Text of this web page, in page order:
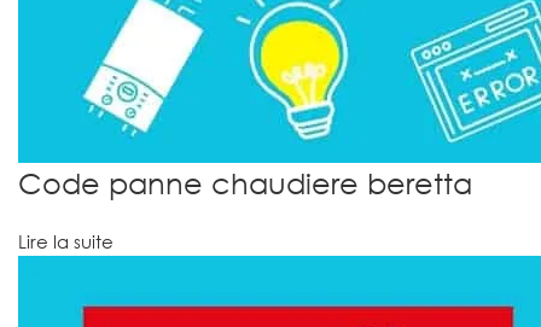
Code panne chaudiere beretta
Lire la suite